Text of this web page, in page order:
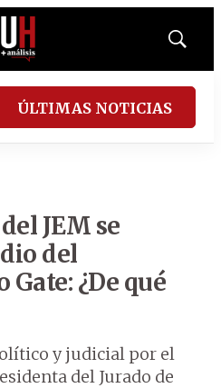
Mostrar
ÚLTIMAS NOTICIAS
JEM se
del
Gate: ¿De qué
y judicial por el
del Jurado de